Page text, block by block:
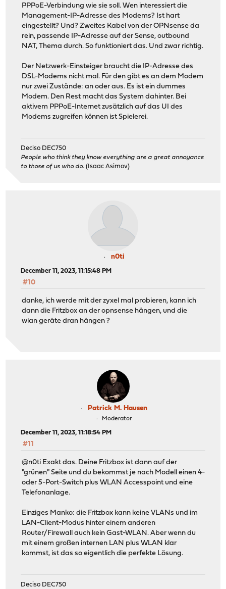
PPPoE-Verbindung wie sie soll. Wen interessiert die
Management-IP-Adresse des Modems? Ist hart
eingestellt? Und? Zweites Kabel von der OPNsense da
rein, passende IP-Adresse auf der Sense, outbound
NAT, Thema durch. So funktioniert das. Und zwar richtig.
Der Netzwerk-Einsteiger braucht die IP-Adresse des
DSL-Modems nicht mal. Für den gibt es an dem Modem
nur zwei Zustände: an oder aus. Es ist ein dummes
Modem. Den Rest macht das System dahinter. Bei
aktivem PPPoE-Internet zusätzlich auf das UI des
Modems zugreifen können ist Spielerei.
Deciso DEC750
People who think they know everything are a great annoyance
to those of us who do. (Isaac Asimov)
n0ti
December 11, 2023, 11:15:48 PM
#10
danke, ich werde mit der zyxel mal probieren, kann ich
dann die Fritzbox an der opnsense hängen, und die
wlan geräte dran hängen ?
Patrick M. Hausen
Moderator
December 11, 2023, 11:18:54 PM
#11
@n0ti Exakt das. Deine Fritzbox ist dann auf der
"grünen" Seite und du bekommst je nach Modell einen 4-
oder 5-Port-Switch plus WLAN Accesspoint und eine
Telefonanlage.
Einziges Manko: die Fritzbox kann keine VLANs und im
LAN-Client-Modus hinter einem anderen
Router/Firewall auch kein Gast-WLAN. Aber wenn du
mit einem großen internen LAN plus WLAN klar
kommst, ist das so eigentlich die perfekte Lösung.
Deciso DEC750